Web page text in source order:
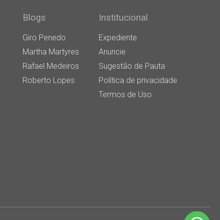
Blogs
Giro Penedo
Martha Martyres
Rafael Medeiros
Roberto Lopes
Institucional
Expediente
Anuncie
Sugestão de Pauta
Política de privacidade
Termos de Uso